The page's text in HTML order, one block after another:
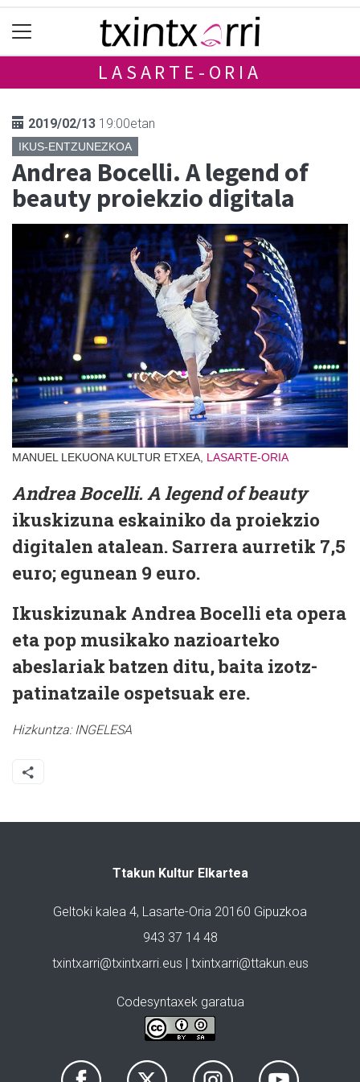
LASARTE-ORIA
2019/02/13 19:00etan
IKUS-ENTZUNEZKOA
Andrea Bocelli. A legend of
beauty proiekzio digitala
MANUEL LEKUONA KULTUR ETXEA, LASARTE-ORIA
Andrea Bocelli. A legend of beauty
ikuskizuna eskainiko da proiekzio
digitalen atalean. Sarrera aurretik 7,5
euro; egunean 9 euro.
Ikuskizunak Andrea Bocelli eta opera
eta pop musikako nazioarteko
abeslariak batzen ditu, baita izotz-
patinatzaile ospetsuak ere.
Hizkuntza:INGELESA
Ttakun Kultur Elkartea
Geltoki kalea 4, Lasarte-Oria 20160 Gipuzkoa
943 37 14 48
txintxarri@txintxarri.eus | txintxarri@ttakun.eus
Codesyntaxek garatua